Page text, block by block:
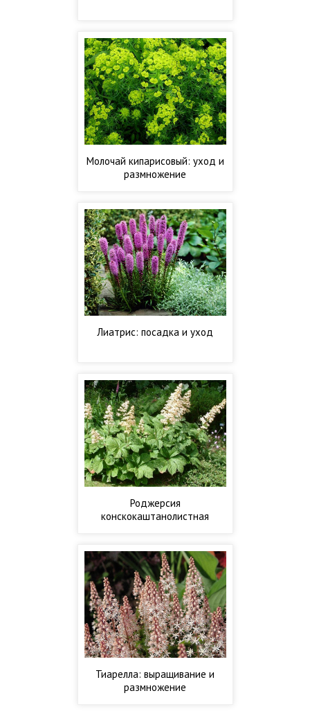
Молочай кипарисовый: уход и
размножение
Лиатрис: посадка и уход
Роджерсия
конскокаштанолистная
Тиарелла: выращивание и
размножение